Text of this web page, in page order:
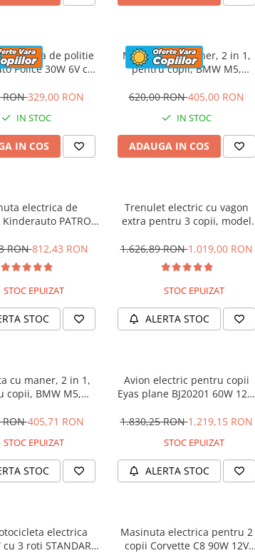
electrica de politie
Police 30W 6V cu
culoare Rosu
RON329,00 RON
IN STOC
IN COS
Masinuta cu maner, 2 in 1,
pentru copii, BMW M5,
620,00 RON405,00 RON
IN STOC
ADAUGA IN COS
electrica de
PATROL
RON812,43 RON
STOC EPUIZAT
STOC
Trenulet electric cu vagon
extra pentru 3 copii, model
music player, albastru
1.626,89 RON1.019,00 RON
STOC EPUIZAT
ALERTA STOC
cu maner, 2 in 1,
copii, BMW M5,
RON405,71 RON
STOC EPUIZAT
STOC
Avion electric pentru copii
Eyas plane BJ20201 60W 12V,
1.830,25 RON1.219,15 RON
STOC EPUIZAT
ALERTA STOC
electrica
cu 3 roti STANDARD
Masinuta electrica pentru 2
copii Corvette C8 90W 12V